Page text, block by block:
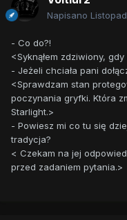
Napisano
- Co do?!
<Syknąłem zdziwiony,
- Jeżeli chciała pani
<Sprawdzam stan
poczynania gryfki. Która
Starlight.>
- Powiesz mi co tu się
tradycja?
< Czekam na jej
przed zadaniem pytania.>